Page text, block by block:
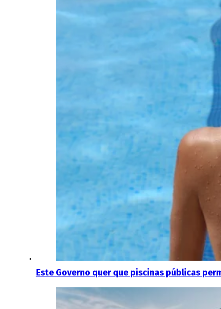
Este Governo quer que piscinas públicas